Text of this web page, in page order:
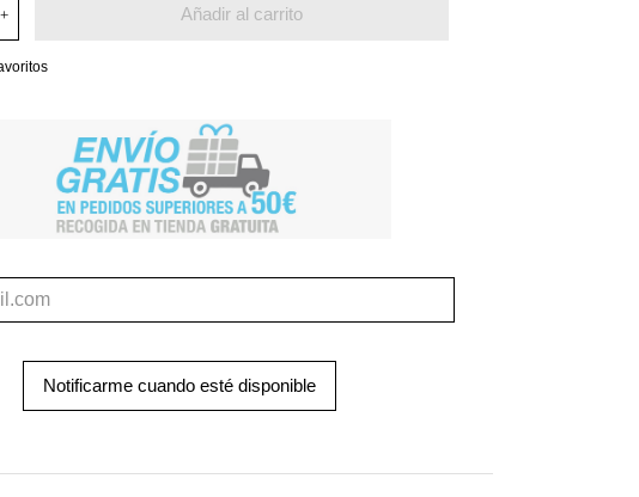
Añadir al carrito
Notificarme cuando esté disponible